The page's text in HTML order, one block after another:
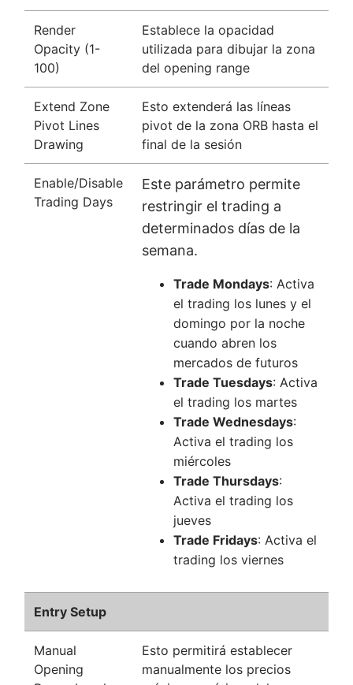
Render
Opacity (1-
100)
Establece la opacidad
utilizada para dibujar la zona
del opening range
Extend Zone
Pivot Lines
Drawing
Esto extenderá las líneas
pivot de la zona ORB hasta el
final de la sesión
Enable/Disable
Trading Days
Este parámetro permite
restringir el trading a
determinados días de la
semana.
Trade Mondays: Activa
el trading los lunes y el
domingo por la noche
cuando abren los
mercados de futuros
Trade Tuesdays: Activa
el trading los martes
Trade Wednesdays:
Activa el trading los
miércoles
Trade Thursdays:
Activa el trading los
jueves
Trade Fridays: Activa el
trading los viernes
Entry Setup
Manual
Opening
Esto permitirá establecer
manualmente los precios